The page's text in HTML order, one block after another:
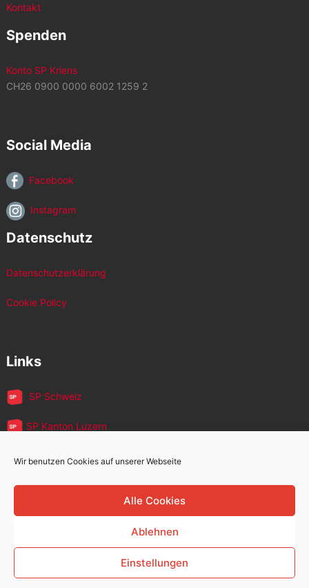
Wir benutzen Cookies auf unserer Webseite
Alle Cookies
Ablehnen
Einstellungen
Kontakt
Spenden
Konto SP Kriens
CH26 0900 0000 6002 1259 2
Social Media
Facebook
Instagram
Datenschutz
Datenschutzerklärung
Cookie Policy
Links
SP Schweiz
SP Kanton Luzern
JUSO Luzern
SP MigrantInnen
SP 60+
Sozialdemokratische Partei KriensCopyright © 2026.